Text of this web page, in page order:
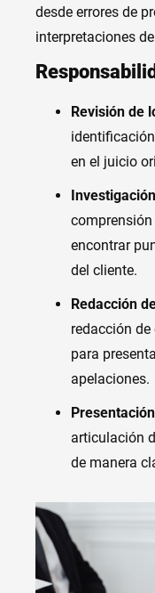
desde errores de
interpretaciones
Revisión de
en el juicio
encontrar
del cliente.
Redacción
redacción
para
apelaciones.
articulación
de manera